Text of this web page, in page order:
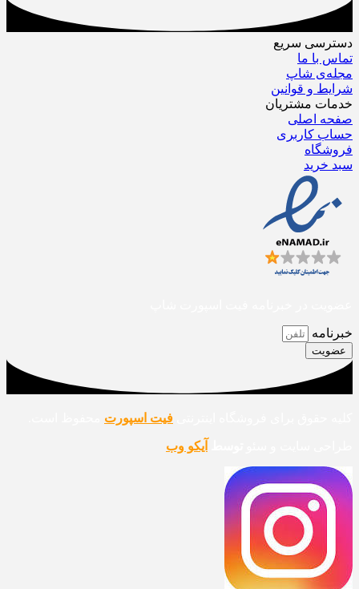
دسترسی سریع
تماس با ما
مجله‌ی شاپ
شرایط و قوانین
خدمات مشتریان
صفحه اصلی
حساب کاربری
فروشگاه
سبد خرید
خبرنامه
عضویت
فیت اسپورت
آیکو وب